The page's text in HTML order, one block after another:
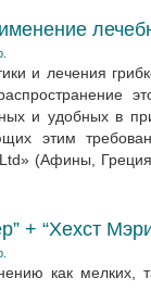
и лечения
и удобных в
этим
(Афины,
+ “Хехст
как мелких,